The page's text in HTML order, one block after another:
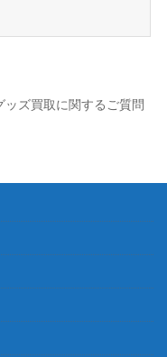
ッズ買取に関するご質問